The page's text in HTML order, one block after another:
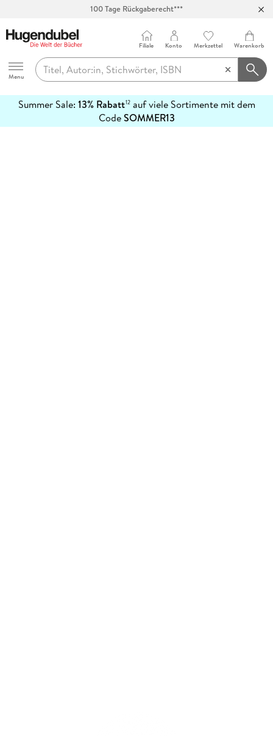
100 Tage Rückgaberecht***
Hugendubel
Menu
Filiale Konto Merkzettel Warenkorb
Summer Sale: 13% Rabatt12auf viele Sortimente mit dem
CodeSOMMER13
erfahren